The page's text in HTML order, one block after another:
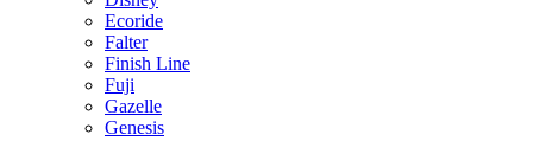
Ecoride
Falter
Finish Line
Fuji
Gazelle
Genesis